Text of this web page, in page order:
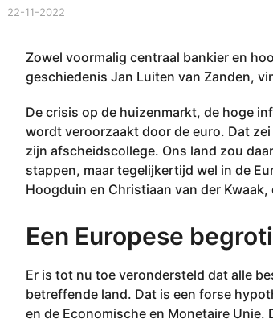
22-11-2022
1
1
0
2
2
Zowel voormalig centraal bankier en
geschiedenis Jan Luiten van Zanden,
De crisis op de huizenmarkt, de hoge
wordt veroorzaakt door de euro. Dat
zijn afscheidscollege. Ons land zou
stappen, maar tegelijkertijd wel in de
Hoogduin en Christiaan van der Kwaak,
Een Europese
Er is tot nu toe verondersteld dat alle
betreffende land. Dat is een forse
en de Economische en Monetaire